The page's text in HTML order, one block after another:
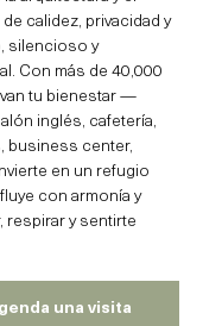
calidez, privacidad y
silencioso y
Con más de 40,000
tu bienestar —
inglés, cafetería,
business center,
en un refugio
con armonía y
respirar y sentirte
una visita